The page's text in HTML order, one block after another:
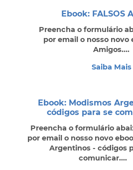
Ebook: FALSOS
Preencha o formulário
por email o nosso novo
Amigos....
Saiba Mais
Ebook: Modismos
códigos para se
Preencha o formulário
por email o nosso novo
Argentinos - códigos
comunicar....